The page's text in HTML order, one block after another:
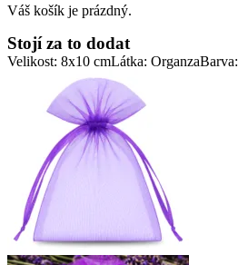
Váš košík je prázdný.
Stojí za to dodat
Velikost: 8x10 cmLátka: OrganzaBarva: